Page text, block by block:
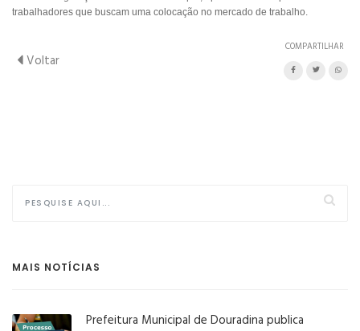
trabalhadores que buscam uma colocação no mercado de trabalho.
Voltar
COMPARTILHAR
MAIS NOTÍCIAS
Prefeitura Municipal de Douradina publica